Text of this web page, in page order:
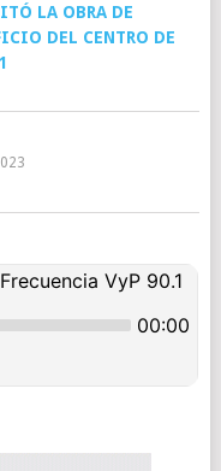
LA OBRA DE
DEL CENTRO DE